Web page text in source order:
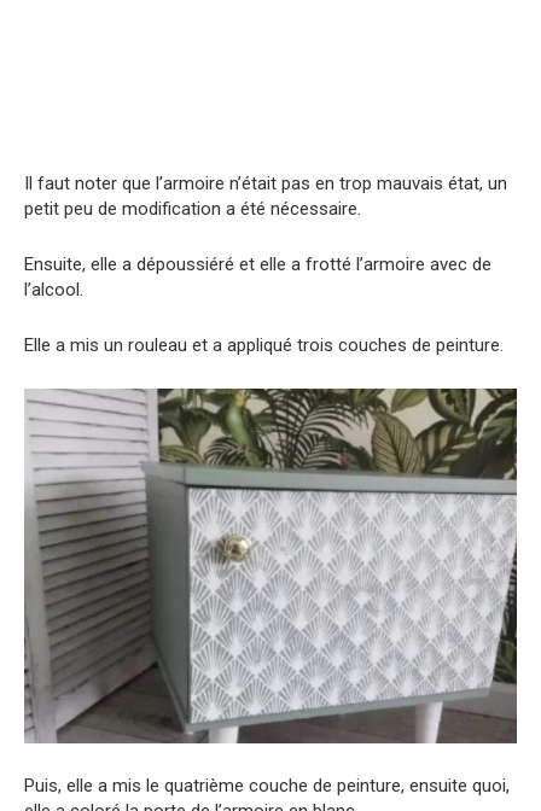
Il faut noter que l’armoire n’était pas en trop mauvais état, un
petit peu de modification a été nécessaire.
Ensuite, elle a dépoussiéré et elle a frotté l’armoire avec de
l’alcool.
Elle a mis un rouleau et a appliqué trois couches de peinture.
Puis, elle a mis le quatrième couche de peinture, ensuite quoi,